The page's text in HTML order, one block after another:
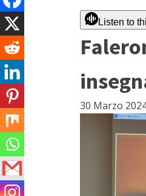
Listen to
30 Marzo